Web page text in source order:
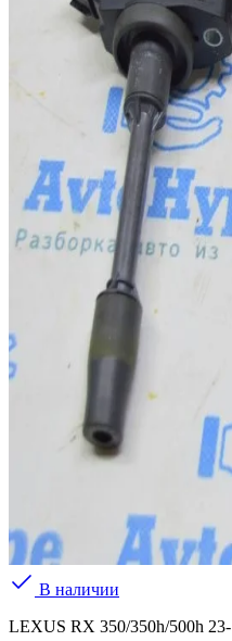
В наличии
LEXUS RX 350/350h/500h 23-